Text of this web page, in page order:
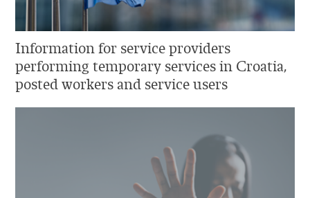
Information for service providers
performing temporary services in Croatia,
posted workers and service users